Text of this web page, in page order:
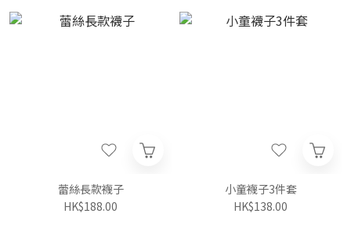
蕾絲長款襪子
HK$188.00
小童襪子3件套
HK$138.00